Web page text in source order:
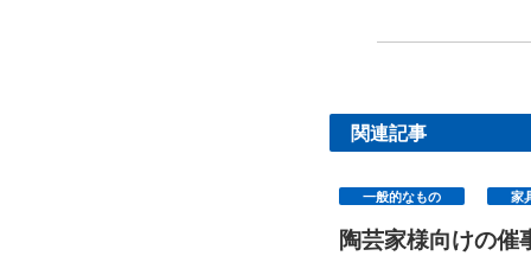
関連記事
一般的なもの 家
陶芸家様向けの催